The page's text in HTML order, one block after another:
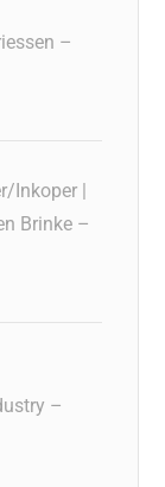
–
Inkoper |
Brinke –
–